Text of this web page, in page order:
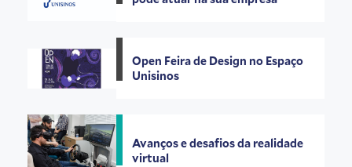
Open Feira de Design no Espaço
Unisinos
Avanços e desafios da realidade
virtual